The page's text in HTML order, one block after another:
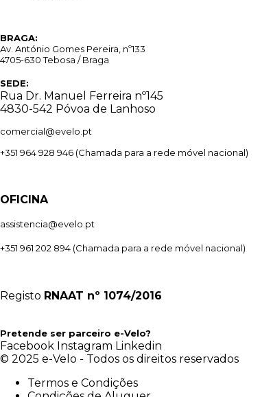
BRAGA:
Av. António Gomes Pereira, nº133
4705-630 Tebosa / Braga
SEDE:
Rua Dr. Manuel Ferreira nº145
4830-542 Póvoa de Lanhoso
comercial@evelo.pt
+351 964 928 946 (Chamada para a rede móvel nacional)
OFICINA
assistencia@evelo.pt
+351 961 202 894 (Chamada para a rede móvel nacional)
Registo RNAAT nº 1074/2016
Pretende ser parceiro e-Velo?
Facebook Instagram Linkedin
© 2025 e-Velo - Todos os direitos reservados
Termos e Condições